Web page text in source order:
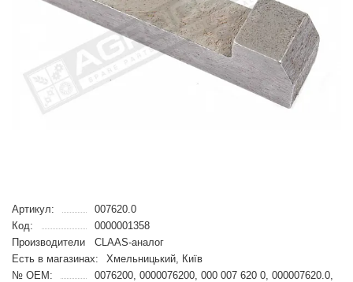
Артикул:
007620.0
Код:
0000001358
Производители
CLAAS-аналог
Есть в магазинах:
Хмельницький, Київ
№ OEM:
0076200, 0000076200, 000 007 620 0, 000007620.0,